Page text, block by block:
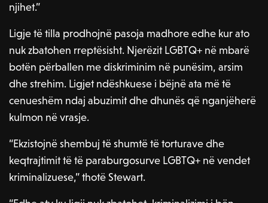
njihet.”
Ligje të tilla prodhojnë pasoja madhore edhe kur ato
nuk zbatohen rreptësisht. Njerëzit LGBTQ+ në mbarë
botën përballen me diskriminim në punësim, arsim
dhe strehim. Ligjet ndëshkuese i bëjnë ata më të
cenueshëm ndaj abuzimit dhe dhunës që nganjëherë
kulmon në vrasje.
“Ekzistojnë shembuj të shumtë të torturave dhe
keqtrajtimit të të paraburgosurve LGBTQ+ në vendet
kriminalizuese,” thotë Stewart.